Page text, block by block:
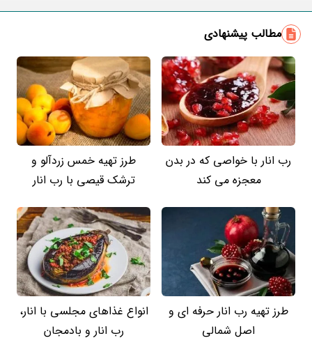
مطالب پیشنهادی
رب انار با خواصی که در بدن
معجزه می کند
طرز تهیه خمس زردآلو و
ترشک قیصی با رب انار
طرز تهیه رب انار حرفه ای و
اصل شمالی
انواع غذاهای مجلسی با انار،
رب انار و بادمجان